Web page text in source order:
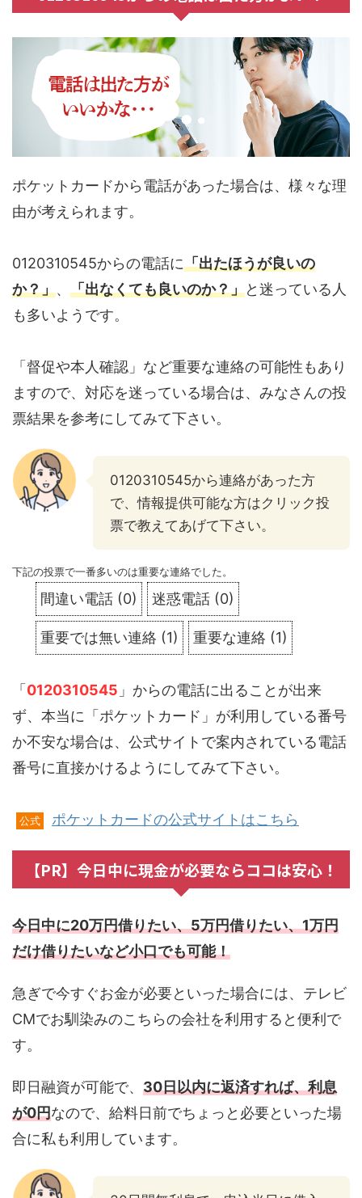
ポケットカードから電話があった場合は、様々な理
由が考えられます。
0120310545からの電話に「出たほうが良いの
か？」、 「出なくても良いのか？」と迷っている人
も多いようです。
「督促や本人確認」など重要な連絡の可能性もあり
ますので、対応を迷っている場合は、みなさんの投
票結果を参考にしてみて下さい。
0120310545から連絡があった方
で、情報提供可能な方はクリック投
票で教えてあげて下さい。
下記の投票で一番多いのは重要な連絡でした。
間違い電話 (0) 迷惑電話 (0)
重要では無い連絡 (1) 重要な連絡 (1)
「0120310545 」からの電話に出ることが出来
ず、本当に「ポケットカード」が利用している番号
か不安な場合は、公式サイトで案内されている電話
番号に直接かけるようにしてみて下さい。
公式 ポケットカードの公式サイトはこちら
【PR】今日中に現金が必要ならココは安心！
今日中に20万円借りたい、5万円借りたい、1万円
だけ借りたいなど小口でも可能！
急ぎで今すぐお金が必要といった場合には、テレビ
CMでお馴染みのこちらの会社を利用すると便利で
す。
即日融資が可能で、 30日以内に返済すれば、利息
が0円なので、給料日前でちょっと必要といった場
合に私も利用しています。